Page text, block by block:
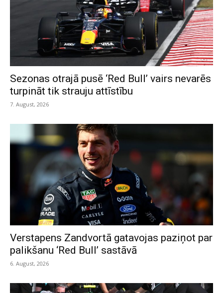
Sezonas otrajā pusē ‘Red Bull’ vairs nevarēs
turpināt tik strauju attīstību
7. August, 2026
Verstapens Zandvortā gatavojas paziņot par
palikšanu ‘Red Bull’ sastāvā
6. August, 2026